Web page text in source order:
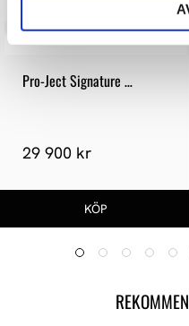
Pro-Ject Signature
29 900 kr